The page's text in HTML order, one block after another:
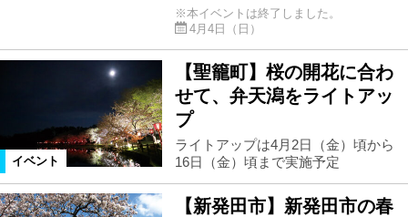
※本イベントは終了しました。
4月4日（日）
イベント
【聖籠町】桜の開花に合わ
せて、弁天潟をライトアッ
プ
ライトアップは4月2日（金）頃から
16日（金）頃まで実施予定
【新発田市】新発田市の春